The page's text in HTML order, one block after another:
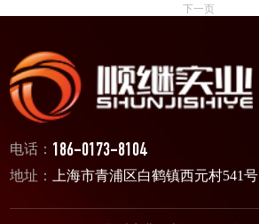
下一页
电话： 186-0173-8104
地址： 上海市青浦区白鹤镇西元村541号